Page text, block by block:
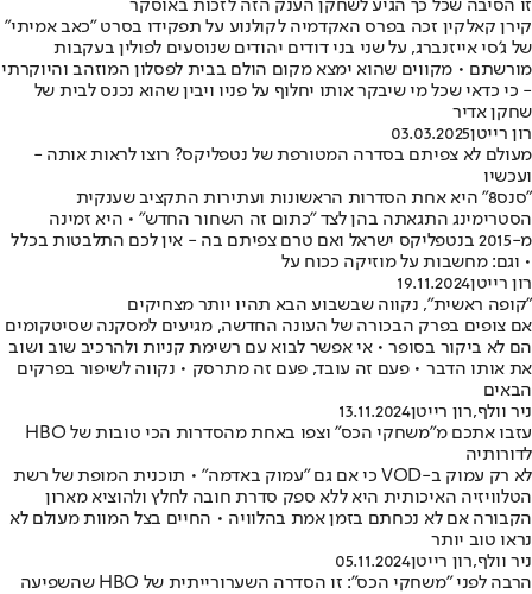
זו הסיבה שכל כך הגיע לשחקן הענק הזה לזכות באוסקר
קירן קאלקין זכה בפרס האקדמיה לקולנוע על תפקידו בסרט "כאב אמיתי"
של ג'סי אייזנברג, על שני בני דודים יהודים שנוסעים לפולין בעקבות
מורשתם • מקווים שהוא ימצא מקום הולם בבית לפסלון המוזהב והיוקרתי
- כי כדאי שכל מי שיבקר אותו יחלוף על פניו ויבין שהוא נכנס לבית של
שחקן אדיר
רון רייטן03.03.2025
מעולם לא צפיתם בסדרה המטורפת של נטפליקס? רוצו לראות אותה -
ועכשיו
"סנס8" היא אחת הסדרות הראשונות ועתירות התקציב שענקית
הסטרימינג התגאתה בהן לצד "כתום זה השחור החדש" • היא זמינה
מ-2015 בנטפליקס ישראל ואם טרם צפיתם בה - אין לכם התלבטות בכלל
• וגם: מחשבות על מוזיקה ככוח על
רון רייטן19.11.2024
"קופה ראשית", נקווה שבשבוע הבא תהיו יותר מצחיקים
אם צופים בפרק הבכורה של העונה החדשה, מגיעים למסקנה שסיטקומים
הם לא ביקור בסופר • אי אפשר לבוא עם רשימת קניות ולהרכיב שוב ושוב
את אותו הדבר • פעם זה עובד, פעם זה מתרסק • נקווה לשיפור בפרקים
הבאים
ניר וולף,רון רייטן13.11.2024
עזבו אתכם מ"משחקי הכס" וצפו באחת מהסדרות הכי טובות של HBO
לדורותיה
לא רק עמוק ב-VOD כי אם גם "עמוק באדמה" • תוכנית המופת של רשת
הטלוויזיה האיכותית היא ללא ספק סדרת חובה לחלץ ולהוציא מארון
הקבורה אם לא נכחתם בזמן אמת בהלוויה • החיים בצל המוות מעולם לא
נראו טוב יותר
ניר וולף,רון רייטן05.11.2024
הרבה לפני "משחקי הכס": זו הסדרה השערורייתית של HBO שהשפיעה